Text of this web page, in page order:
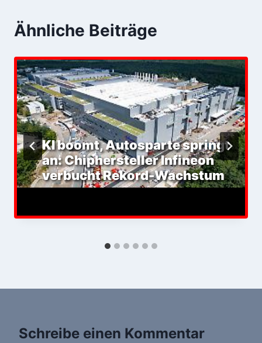
Ähnliche Beiträge
KI boomt, Autosparte springt
an: Chiphersteller Infineon
verbucht Rekord-Wachstum
Schreibe einen Kommentar